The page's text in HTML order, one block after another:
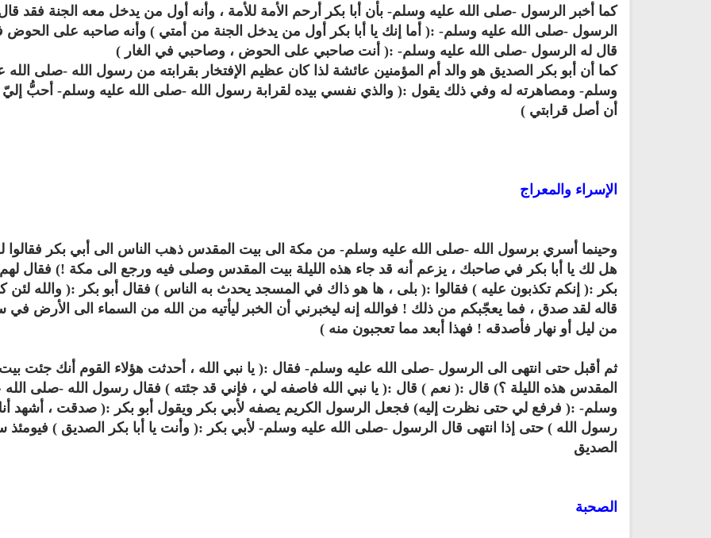
كما أخبر الرسول -صلى الله عليه وسلم- بأن أبا بكر أرحم الأمة للأمة ، وأنه أول من يدخل معه الجنة فقد
الرسول -صلى الله عليه وسلم- :( أما إنك يا أبا بكر أول من يدخل الجنة من أمتي ) وأنه صاحبه على الحوض
قال له الرسول -صلى الله عليه وسلم- :( أنت صاحبي على الحوض ، وصاحبي في الغار )
كما أن أبو بكر الصديق هو والد أم المؤمنين عائشة لذا كان عظيم الإفتخار بقرابته من رسول الله -صلى الله
وسلم- ومصاهرته له وفي ذلك يقول :( والذي نفسي بيده لقرابة رسول الله -صلى الله عليه وسلم- أحبُّ
أن أصل قرابتي )
الإسراء والمعراج
وحينما أسري برسول الله -صلى الله عليه وسلم- من مكة الى بيت المقدس ذهب الناس الى أبي بكر فقالوا
هل لك يا أبا بكر في صاحبك ، يزعم أنه قد جاء هذه الليلة بيت المقدس وصلى فيه ورجع الى مكة !) فقال لهم
بكر :( إنكم تكذبون عليه ) فقالوا :( بلى ، ها هو ذاك في المسجد يحدث به الناس ) فقال أبو بكر :( والله لئن
قاله لقد صدق ، فما يعجّبكم من ذلك ! فوالله إنه ليخبرني أن الخبر ليأتيه من الله من السماء الى الأرض في
من ليل أو نهار فأصدقه ! فهذا أبعد مما تعجبون منه )
ثم أقبل حتى انتهى الى الرسول -صلى الله عليه وسلم- فقال :( يا نبي الله ، أحدثت هؤلاء القوم أنك جئت بيت
المقدس هذه الليلة ؟) قال :( نعم ) قال :( يا نبي الله فاصفه لي ، فإني قد جئته ) فقال رسول الله -صلى الله
وسلم- :( فرفع لي حتى نظرت إليه) فجعل الرسول الكريم يصفه لأبي بكر ويقول أبو بكر :( صدقت ، أشهد
رسول الله ) حتى إذا انتهى قال الرسول -صلى الله عليه وسلم- لأبي بكر :( وأنت يا أبا بكر الصديق ) فيومئذ
الصديق
الصحبة